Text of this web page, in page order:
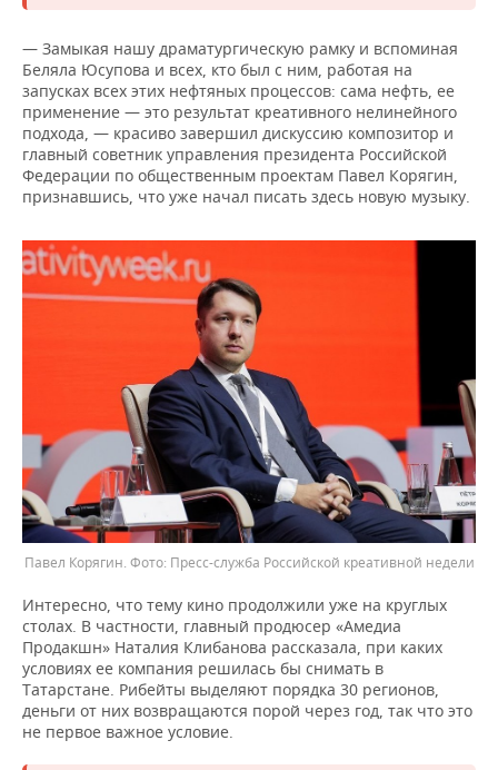
— Замыкая нашу драматургическую рамку и вспоминая
Беляла Юсупова и всех, кто был с ним, работая на
запусках всех этих нефтяных процессов: сама нефть, ее
применение — это результат креативного нелинейного
подхода, — красиво завершил дискуссию композитор и
главный советник управления президента Российской
Федерации по общественным проектам Павел Корягин,
признавшись, что уже начал писать здесь новую музыку.
Павел Корягин. Пресс-служба Российской креативной недели
Интересно, что тему кино продолжили уже на круглых
столах. В частности, главный продюсер «Амедиа
Продакшн» Наталия Клибанова рассказала, при каких
условиях ее компания решилась бы снимать в
Татарстане. Рибейты выделяют порядка 30 регионов,
деньги от них возвращаются порой через год, так что это
не первое важное условие.